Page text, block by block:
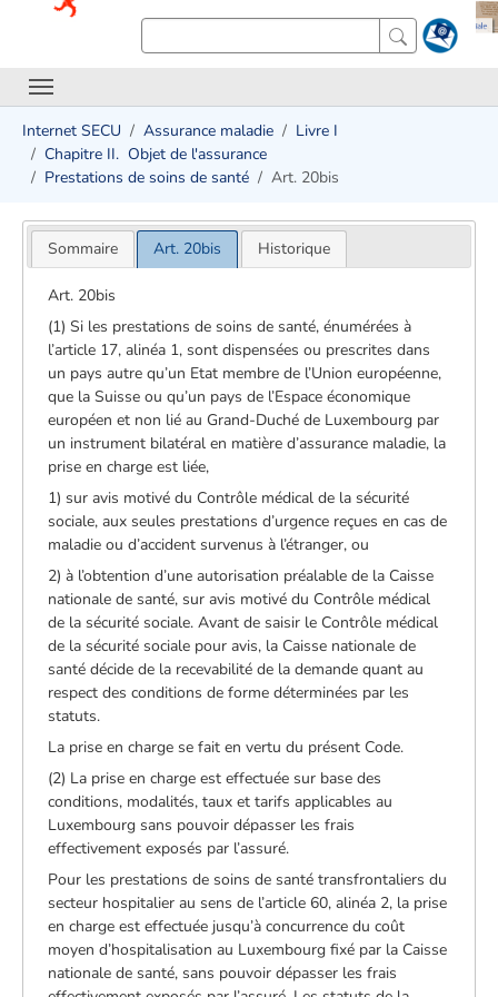
Internet SECU Assurance maladie
Livre I
Chapitre II. ­ Objet de l'assurance
Prestations de soins de santé
Art. 20bis
Sommaire Art. 20bis Historique
Art. 20bis
(1) Si les prestations de soins de santé, énumérées à
l’article 17, alinéa 1, sont dispensées ou prescrites dans
un pays autre qu’un Etat membre de l’Union européenne,
que la Suisse ou qu’un pays de l’Espace économique
européen et non lié au Grand-Duché de Luxembourg par
un instrument bilatéral en matière d’assurance maladie, la
prise en charge est liée,
1) sur avis motivé du Contrôle médical de la sécurité
sociale, aux seules prestations d’urgence reçues en cas de
maladie ou d’accident survenus à l’étranger, ou
2) à l’obtention d’une autorisation préalable de la Caisse
nationale de santé, sur avis motivé du Contrôle médical
de la sécurité sociale. Avant de saisir le Contrôle médical
de la sécurité sociale pour avis, la Caisse nationale de
santé décide de la recevabilité de la demande quant au
respect des conditions de forme déterminées par les
statuts.
La prise en charge se fait en vertu du présent Code.
(2) La prise en charge est effectuée sur base des
conditions, modalités, taux et tarifs applicables au
Luxembourg sans pouvoir dépasser les frais
effectivement exposés par l’assuré.
Pour les prestations de soins de santé transfrontaliers du
secteur hospitalier au sens de l’article 60, alinéa 2, la prise
en charge est effectuée jusqu’à concurrence du coût
moyen d’hospitalisation au Luxembourg fixé par la Caisse
nationale de santé, sans pouvoir dépasser les frais